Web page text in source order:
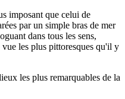
imposant que celui de
par un simple bras de mer
dans tous les sens,
les plus pittoresques qu'il y
les plus remarquables de la